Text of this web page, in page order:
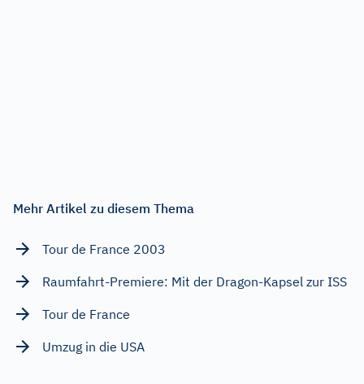
Mehr Artikel zu diesem Thema
Tour de France 2003
Raumfahrt-Premiere: Mit der Dragon-Kapsel zur ISS
Tour de France
Umzug in die USA